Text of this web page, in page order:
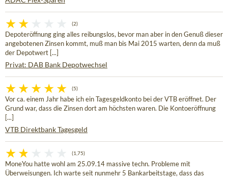
(2)
Depoteröffnung ging alles reibungslos, bevor man aber in den Genuß dieser
angebotenen Zinsen kommt, muß man bis Mai 2015 warten, denn da muß
der Depotwert [...]
Privat: DAB Bank Depotwechsel
(5)
Vor ca. einem Jahr habe ich ein Tagesgeldkonto bei der VTB eröffnet. Der
Grund war, dass die Zinsen dort am höchsten waren. Die Kontoeröffnung
[...]
VTB Direktbank Tagesgeld
(1,75)
MoneYou hatte wohl am 25.09.14 massive techn. Probleme mit
Überweisungen. Ich warte seit nunmehr 5 Bankarbeitstage, dass das